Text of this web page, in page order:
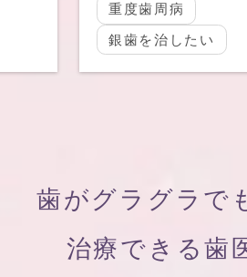
重度歯周病
銀歯を治したい
歯がグラグラで
治療できる歯